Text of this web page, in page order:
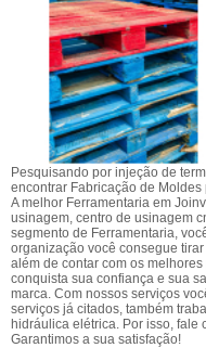
Pesquisando por injeção de
encontrar Fabricação de
A melhor Ferramentaria em
usinagem, centro de usinagem
segmento de Ferramentaria,
organização você consegue
além de contar com os
conquista sua confiança e sua
marca. Com nossos serviços
serviços já citados, também
hidráulica elétrica. Por isso, fale
Garantimos a sua satisfação!